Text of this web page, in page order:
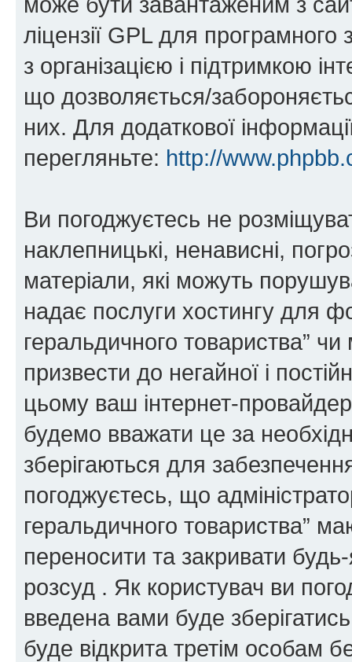
ліцензії GPL для
з організацією і підтримкою
що дозволяється/
них. Для додаткової
перегляньте: http://
Ви погоджуєтесь не
наклепницькі, ненависні,
матеріали, які можуть
надає послуги хостингу для
геральдичного товариства”
призвести до негайної і
цьому ваш інтернет-
будемо вважати це за
зберігаються для
погоджуєтесь, що
геральдичного товариства”
переносити та закривати
розсуд . Як користувач ви
введена вами буде
буде відкрита третім особам